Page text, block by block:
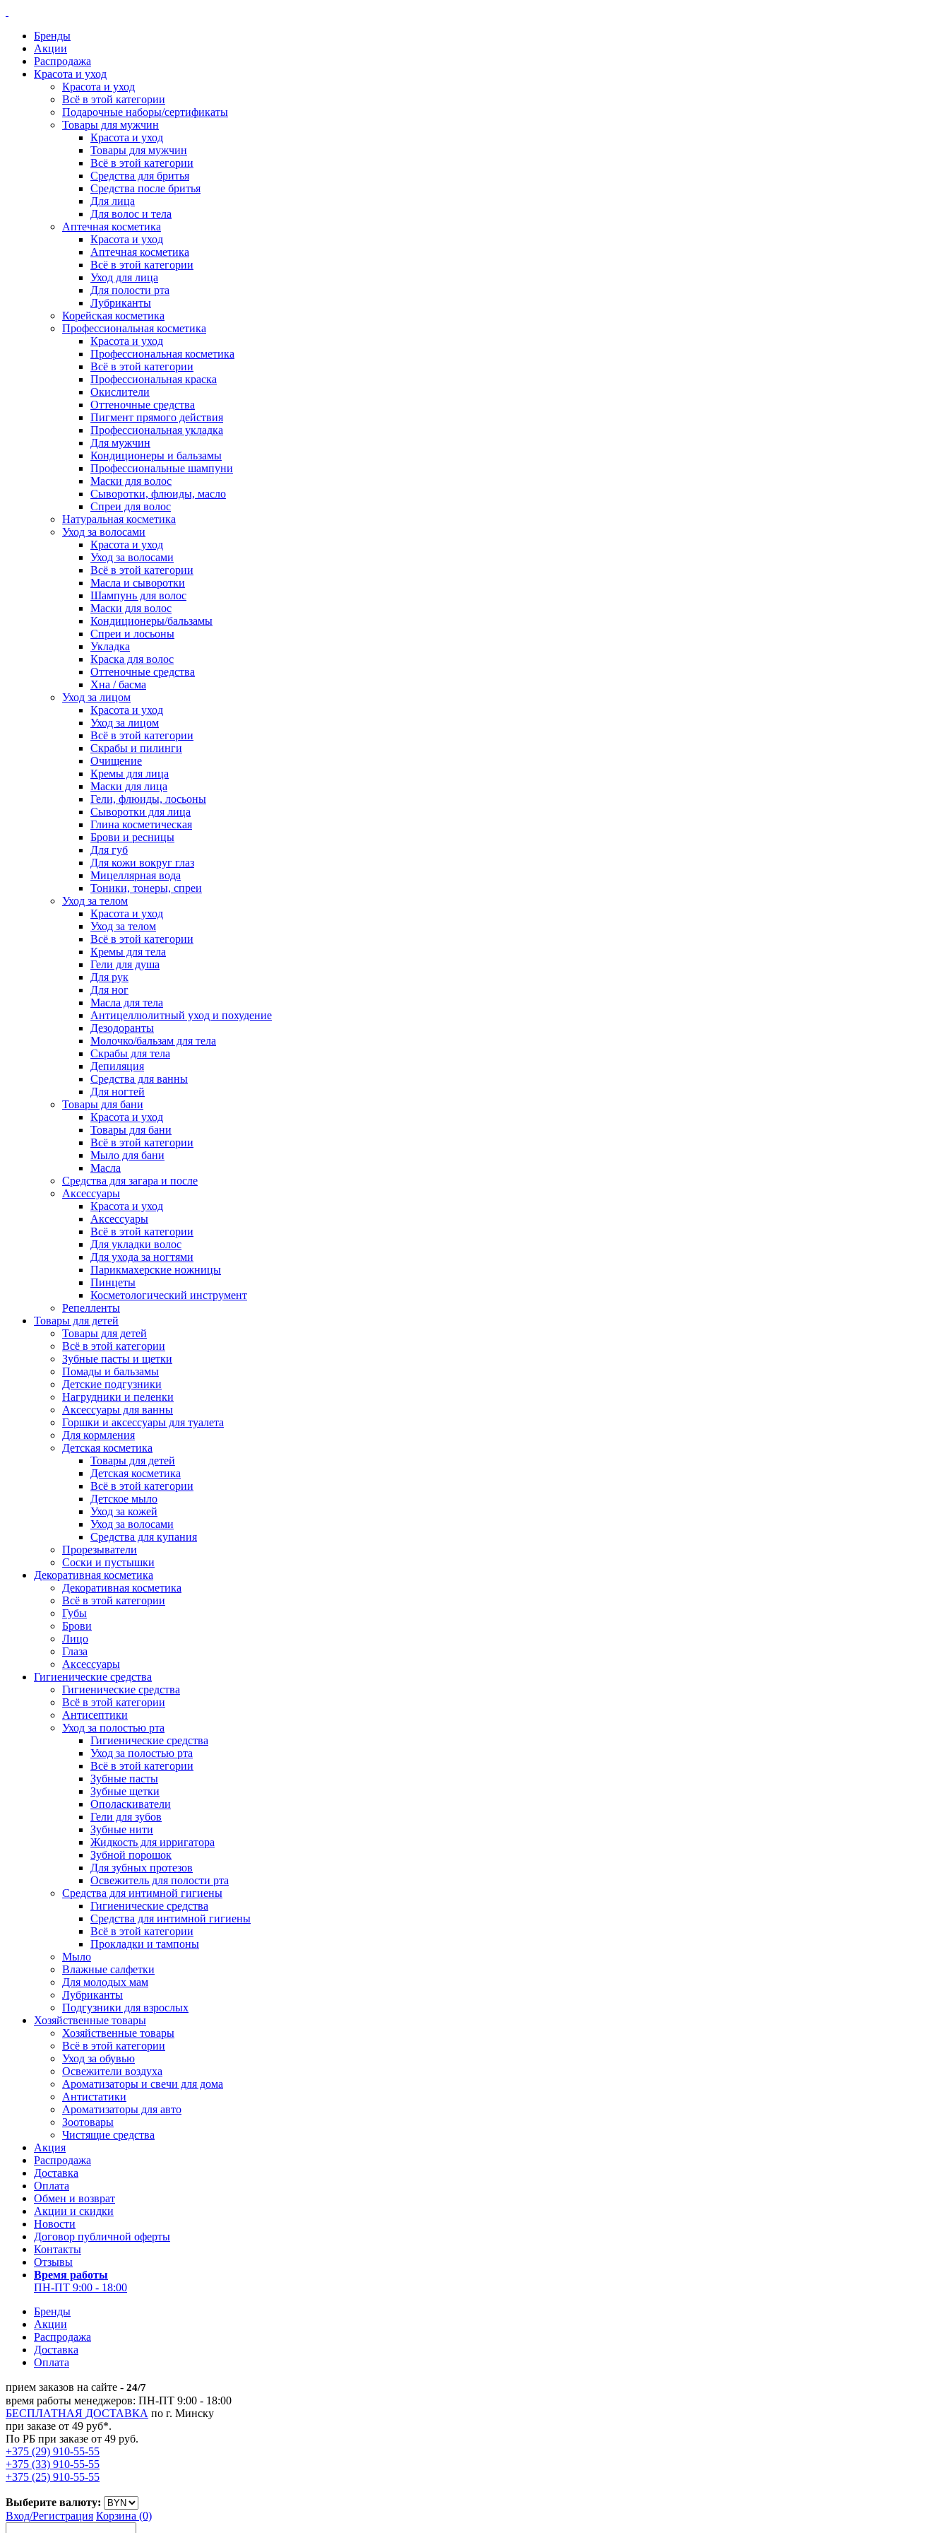
Бренды
Акции
Распродажа
Красота и уход
Красота и уход
Всё в этой категории
Подарочные наборы/сертификаты
Товары для мужчин
Красота и уход
Товары для мужчин
Всё в этой категории
Средства для бритья
Средства после бритья
Для лица
Для волос и тела
Аптечная косметика
Красота и уход
Аптечная косметика
Всё в этой категории
Уход для лица
Для полости рта
Лубриканты
Корейская косметика
Профессиональная косметика
Красота и уход
Профессиональная косметика
Всё в этой категории
Профессиональная краска
Окислители
Оттеночные средства
Пигмент прямого действия
Профессиональная укладка
Для мужчин
Кондиционеры и бальзамы
Профессиональные шампуни
Маски для волос
Сыворотки, флюиды, масло
Спреи для волос
Натуральная косметика
Уход за волосами
Красота и уход
Уход за волосами
Всё в этой категории
Масла и сыворотки
Шампунь для волос
Маски для волос
Кондиционеры/бальзамы
Спреи и лосьоны
Укладка
Краска для волос
Оттеночные средства
Хна / басма
Уход за лицом
Красота и уход
Уход за лицом
Всё в этой категории
Скрабы и пилинги
Очищение
Кремы для лица
Маски для лица
Гели, флюиды, лосьоны
Сыворотки для лица
Глина косметическая
Брови и ресницы
Для губ
Для кожи вокруг глаз
Мицеллярная вода
Тоники, тонеры, спреи
Уход за телом
Красота и уход
Уход за телом
Всё в этой категории
Кремы для тела
Гели для душа
Для рук
Для ног
Масла для тела
Антицеллюлитный уход и похудение
Дезодоранты
Молочко/бальзам для тела
Скрабы для тела
Депиляция
Средства для ванны
Для ногтей
Товары для бани
Красота и уход
Товары для бани
Всё в этой категории
Мыло для бани
Масла
Средства для загара и после
Аксессуары
Красота и уход
Аксессуары
Всё в этой категории
Для укладки волос
Для ухода за ногтями
Парикмахерские ножницы
Пинцеты
Косметологический инструмент
Репелленты
Товары для детей
Товары для детей
Всё в этой категории
Зубные пасты и щетки
Помады и бальзамы
Детские подгузники
Нагрудники и пеленки
Аксессуары для ванны
Горшки и аксессуары для туалета
Для кормления
Детская косметика
Товары для детей
Детская косметика
Всё в этой категории
Детское мыло
Уход за кожей
Уход за волосами
Средства для купания
Прорезыватели
Соски и пустышки
Декоративная косметика
Декоративная косметика
Всё в этой категории
Губы
Брови
Лицо
Глаза
Аксессуары
Гигиенические средства
Гигиенические средства
Всё в этой категории
Антисептики
Уход за полостью рта
Гигиенические средства
Уход за полостью рта
Всё в этой категории
Зубные пасты
Зубные щетки
Ополаскиватели
Гели для зубов
Зубные нити
Жидкость для ирригатора
Зубной порошок
Для зубных протезов
Освежитель для полости рта
Средства для интимной гигиены
Гигиенические средства
Средства для интимной гигиены
Всё в этой категории
Прокладки и тампоны
Мыло
Влажные салфетки
Для молодых мам
Лубриканты
Подгузники для взрослых
Хозяйственные товары
Хозяйственные товары
Всё в этой категории
Уход за обувью
Освежители воздуха
Ароматизаторы и свечи для дома
Антистатики
Ароматизаторы для авто
Зоотовары
Чистящие средства
Акция
Распродажа
Доставка
Оплата
Обмен и возврат
Акции и скидки
Новости
Договор публичной оферты
Контакты
Отзывы
Время работы
ПН-ПТ 9:00 - 18:00
Бренды
Акции
Распродажа
Доставка
Оплата
прием заказов на сайте - 24/7
время работы менеджеров: ПН-ПТ 9:00 - 18:00
БЕСПЛАТНАЯ ДОСТАВКА по г. Минску
при заказе от 49 руб*.
По РБ при заказе от 49 руб.
+375 (29) 910-55-55
+375 (33) 910-55-55
+375 (25) 910-55-55
Выберите валюту:
Вход/Регистрация Корзина (0)